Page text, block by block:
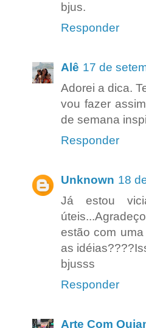
bjus.
Responder
Alê 17 de
Adorei a dica.
vou fazer
de semana
Responder
Unknown 18
Já estou
estão com
as
bjusss
Responder
Arte Com